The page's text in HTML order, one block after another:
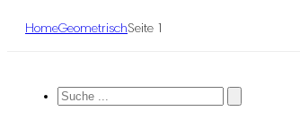
HomeGeometrischSeite 1
Suche